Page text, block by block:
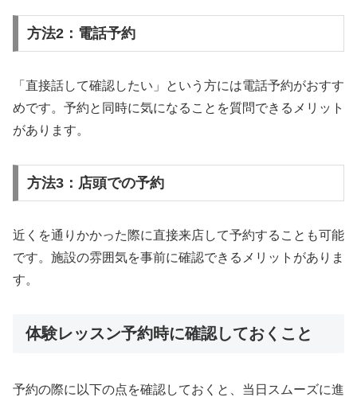
方法2：電話予約
「直接話して確認したい」という方には電話予約がおすす
めです。予約と同時に気になることを質問できるメリット
があります。
方法3：店頭での予約
近くを通りかかった際に直接来店して予約することも可能
です。施設の雰囲気を事前に確認できるメリットがありま
す。
体験レッスン予約時に確認しておくこと
予約の際に以下の点を確認しておくと、当日スムーズに進